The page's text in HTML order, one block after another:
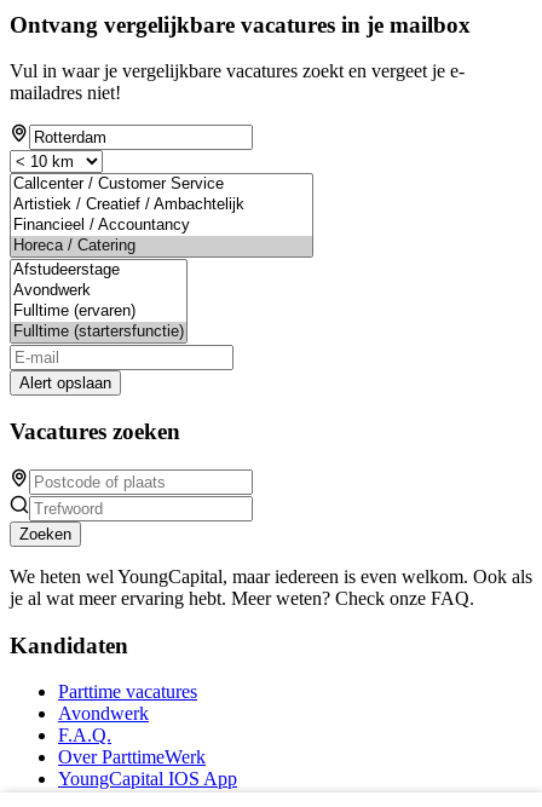
Ontvang vergelijkbare vacatures in je mailbox
Vul in waar je vergelijkbare vacatures zoekt en vergeet je e-
mailadres niet!
Alert opslaan
Vacatures zoeken
Zoeken
We heten wel YoungCapital, maar iedereen is even welkom. Ook als
je al wat meer ervaring hebt. Meer weten? Check onze FAQ.
Kandidaten
Parttime vacatures
Avondwerk
F.A.Q.
Over ParttimeWerk
YoungCapital IOS App